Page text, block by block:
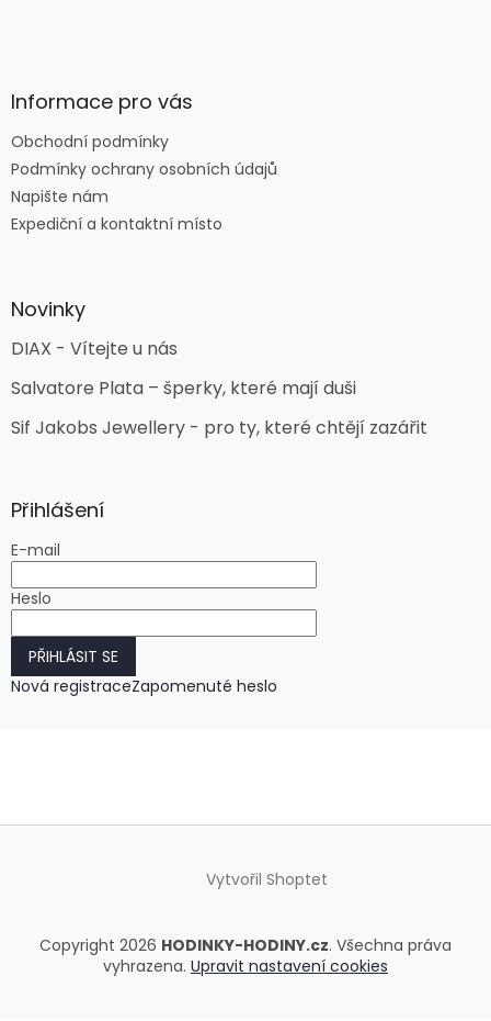
Informace pro vás
Obchodní podmínky
Podmínky ochrany osobních údajů
Napište nám
Expediční a kontaktní místo
Novinky
DIAX - Vítejte u nás
Salvatore Plata – šperky, které mají duši
Sif Jakobs Jewellery - pro ty, které chtějí zazářit
Přihlášení
E-mail
Heslo
PŘIHLÁSIT SE
Nová registraceZapomenuté heslo
Vytvořil Shoptet
Copyright 2026 HODINKY-HODINY.cz. Všechna práva
vyhrazena. Upravit nastavení cookies